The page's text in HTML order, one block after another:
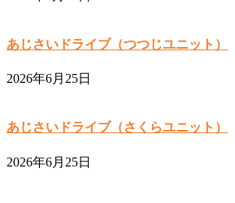
あじさいドライブ（つつじユニット）
2026年6月25日
あじさいドライブ（さくらユニット）
2026年6月25日